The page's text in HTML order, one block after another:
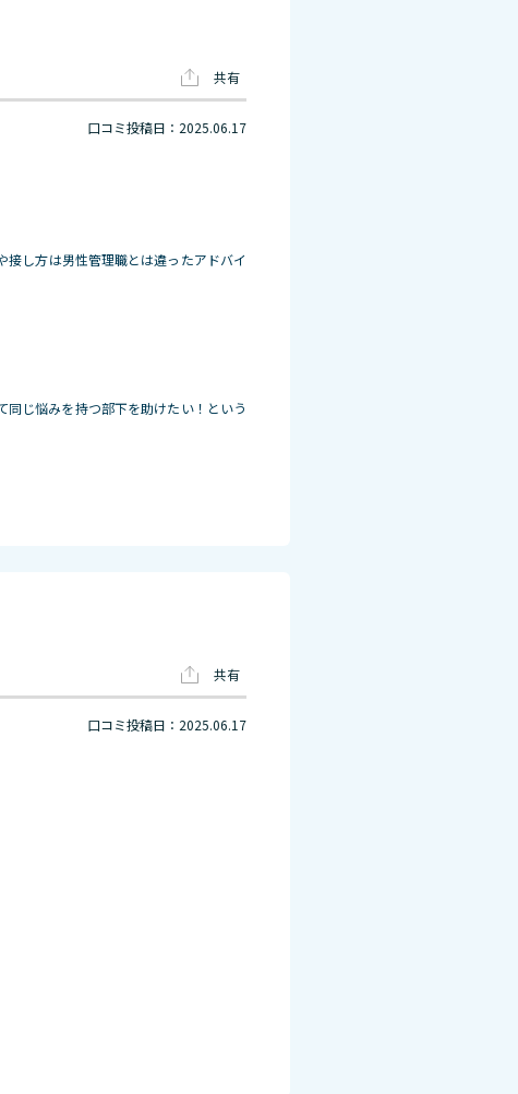
共有
口コミ投稿日：2025.06.17
し方は男性管理職とは違ったアドバイ
じ悩みを持つ部下を助けたい！という
共有
口コミ投稿日：2025.06.17